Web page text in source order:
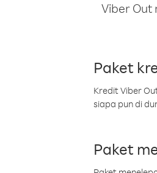
Viber Out
Paket
Kredit Viber
siapa pun di
Paket